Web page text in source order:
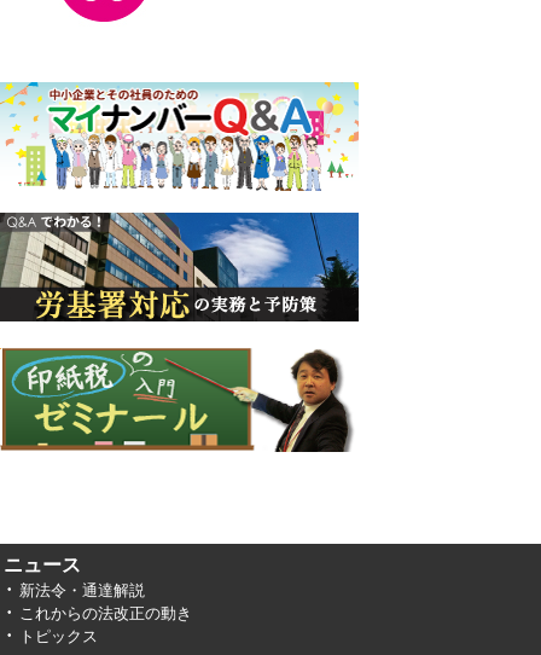
ニュース
新法令・通達解説
これからの法改正の動き
トピックス